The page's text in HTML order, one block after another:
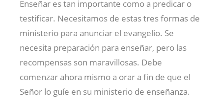
Enseñar es tan importante como a predicar o
testificar. Necesitamos de estas tres formas de
ministerio para anunciar el evangelio. Se
necesita preparación para enseñar, pero las
recompensas son maravillosas. Debe
comenzar ahora mismo a orar a fin de que el
Señor lo guíe en su ministerio de enseñanza.